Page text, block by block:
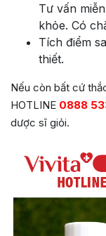
Tư vấn
khỏe. Có
Tích điểm
thiết.
Nếu còn bất cứ
HOTLINE 0888
dược sĩ giỏi.